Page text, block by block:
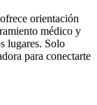
orientación
médico y
lugares. Solo
para conectarte